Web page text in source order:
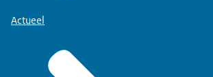
Actueel